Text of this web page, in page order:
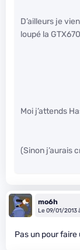
D’ailleurs je
loupé la
Moi j’attends
(Sinon j’aurais
mo6h
Le 09/01/2013
Pas un pour faire